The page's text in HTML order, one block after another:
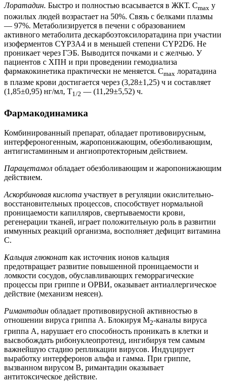
Лоратадин. Быстро и полностью всасывается в ЖКТ. Cmax у
пожилых людей возрастает на 50%. Связь с белками плазмы
— 97%. Метаболизируется в печени с образованием
активного метаболита дескарбоэтоксилоратадина при участии
изоферментов CYP3A4 и в меньшей степени CYP2D6. Не
проникает через ГЭБ. Выводится почками и с желчью. У
пациентов с ХПН и при проведении гемодиализа
фармакокинетика практически не меняется. Cmax лоратадина
в плазме крови достигается через (3,28±1,25) ч и составляет
(1,85±0,95) нг/мл, T1/2 — (11,29±5,52) ч.
Фармакодинамика
Комбинированный препарат, обладает противовирусным,
интерфероногенным, жаропонижающим, обезболивающим,
антигистаминным и ангиопротекторным действием.
Парацетамол обладает обезболивающим и жаропонижающим
действием.
Аскорбиновая кислота участвует в регуляции окислительно-
восстановительных процессов, способствует нормальной
проницаемости капилляров, свертываемости крови,
регенерации тканей, играет положительную роль в развитии
иммунных реакций организма, восполняет дефицит витамина
С.
Кальция глюконат как источник ионов кальция
предотвращает развитие повышенной проницаемости и
ломкости сосудов, обуславливающих геморрагические
процессы при гриппе и ОРВИ, оказывает антиаллергическое
действие (механизм неясен).
Римантадин обладает противовирусной активностью в
отношении вируса гриппа А. Блокируя М2-каналы вируса
гриппа А, нарушает его способность проникать в клетки и
высвобождать рибонуклеопротеид, ингибируя тем самым
важнейшую стадию репликации вирусов. Индуцирует
выработку интерферонов альфа и гамма. При гриппе,
вызванном вирусом В, римантадин оказывает
антитоксическое действие.